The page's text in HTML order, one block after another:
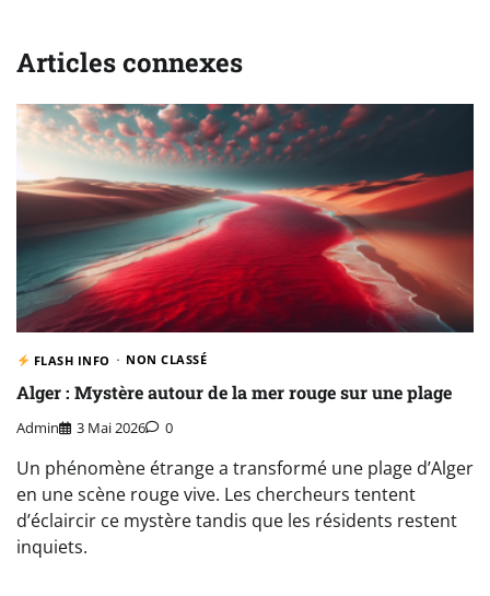
Articles connexes
FLASH INFO NON CLASSÉ
Alger : Mystère autour de la mer rouge sur une plage
Admin 3 Mai 2026 0
Un phénomène étrange a transformé une plage d’Alger
en une scène rouge vive. Les chercheurs tentent
d’éclaircir ce mystère tandis que les résidents restent
inquiets.